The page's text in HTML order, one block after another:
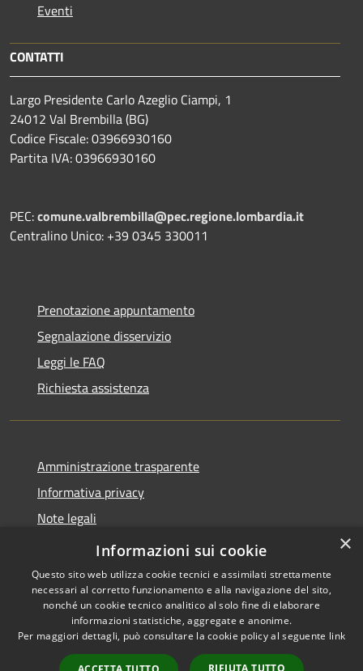
Eventi
CONTATTI
Largo Presidente Carlo Azeglio Ciampi, 1
24012 Val Brembilla (BG)
Codice Fiscale: 03966930160
Partita IVA: 03966930160
PEC:comune.valbrembilla@pec.regione.lombardia.it
Centralino Unico: +39 0345 330011
Prenotazione appuntamento
Segnalazione disservizio
Leggi le FAQ
Richiesta assistenza
Amministrazione trasparente
Informativa privacy
Note legali
Dichiarazione di accessibilità
Accessibilità
Copyright © 2026 • Comune di
Val Brembilla • Powered by
Municipium• Accesso
×
Informazioni sui cookie
Questo sito web utilizza cookie tecnici e assimilati strettamente
necessari al corretto funzionamento e alla navigazione del sito,
nonché un cookie tecnico analitico al solo fine di elaborare
informazioni statistiche, aggregate e anonime.
Per maggiori dettagli, può consultare la cookie policy al seguente link
RIFIUTA TUTTO